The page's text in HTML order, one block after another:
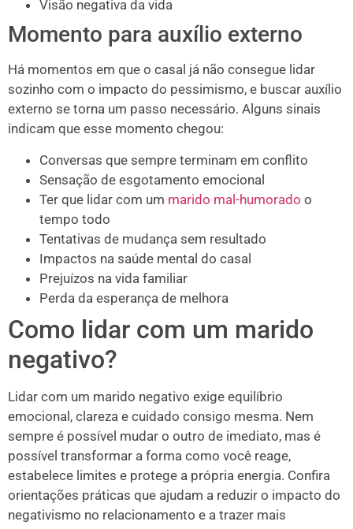
Visão negativa da vida
Momento para auxílio externo
Há momentos em que o casal já não consegue lidar
sozinho com o impacto do pessimismo, e buscar auxílio
externo se torna um passo necessário. Alguns sinais
indicam que esse momento chegou:
Conversas que sempre terminam em conflito
Sensação de esgotamento emocional
Ter que lidar com um marido mal-humorado o
tempo todo
Tentativas de mudança sem resultado
Impactos na saúde mental do casal
Prejuízos na vida familiar
Perda da esperança de melhora
Como lidar com um marido
negativo?
Lidar com um marido negativo exige equilíbrio
emocional, clareza e cuidado consigo mesma. Nem
sempre é possível mudar o outro de imediato, mas é
possível transformar a forma como você reage,
estabelece limites e protege a própria energia. Confira
orientações práticas que ajudam a reduzir o impacto do
negativismo no relacionamento e a trazer mais